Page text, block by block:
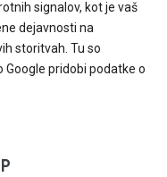
signalov, kot je vaš
dejavnosti na
storitvah. Tu so
Google pridobi podatke o